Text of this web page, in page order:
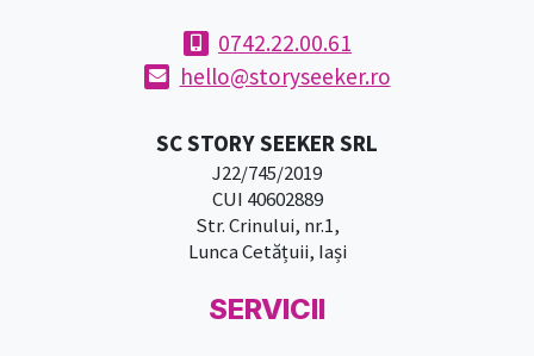
0742.22.00.61
hello@storyseeker.ro
SC STORY SEEKER SRL
J22/745/2019
CUI 40602889
Str. Crinului, nr.1,
Lunca Cetățuii, Iași
SERVICII